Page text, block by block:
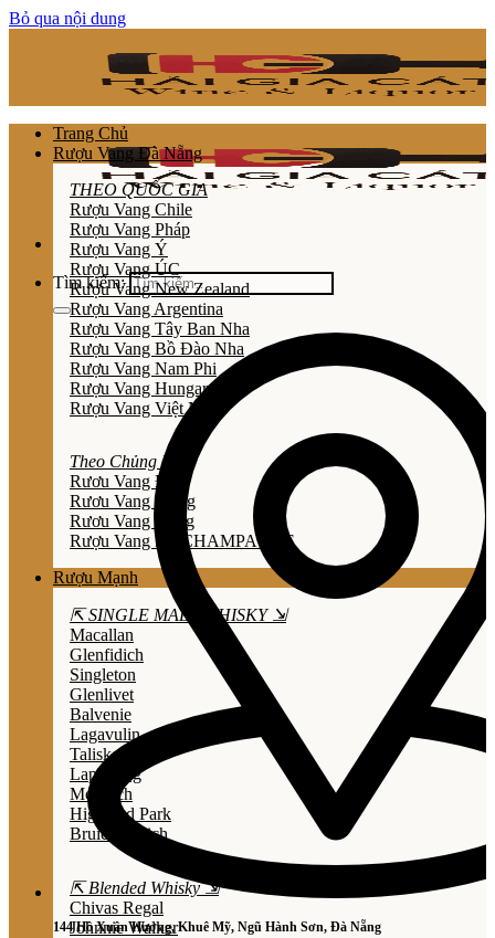
Bỏ qua nội dung
Tìm kiếm:
144 Hồ Xuân Hương, Khuê Mỹ, Ngũ Hành Sơn, Đà Nẵng
Trang Chủ
Rượu Vang Đà Nẵng
THEO QUỐC GIA
Rượu Vang Chile
Rượu Vang Pháp
Rượu Vang Ý
Rượu Vang ÚC
Rượu Vang New Zealand
Rượu Vang Argentina
Rượu Vang Tây Ban Nha
Rượu Vang Bồ Đào Nha
Rượu Vang Nam Phi
Rượu Vang Hungary
Rượu Vang Việt Nam
Theo Chủng Loại
Rươu Vang Đỏ
Rươu Vang Trắng
Rươu Vang Hồng
Rượu Vang Nổ/CHAMPAGNE
Rượu Mạnh
⇱ SINGLE MALT WHISKY ⇲
Macallan
Glenfidich
Singleton
Glenlivet
Balvenie
Lagavulin
Talisker
Laphroaig
Mortlach
Highland Park
Bruichladdich
⇱ Blended Whisky ⇲
Chivas Regal
Johnnie Walker